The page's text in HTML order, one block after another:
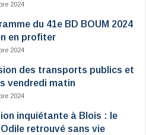
2024
du 41e BD BOUM 2024
en profiter
2024
des transports publics et
vendredi matin
2024
inquiétante à Blois : le
retrouvé sans vie